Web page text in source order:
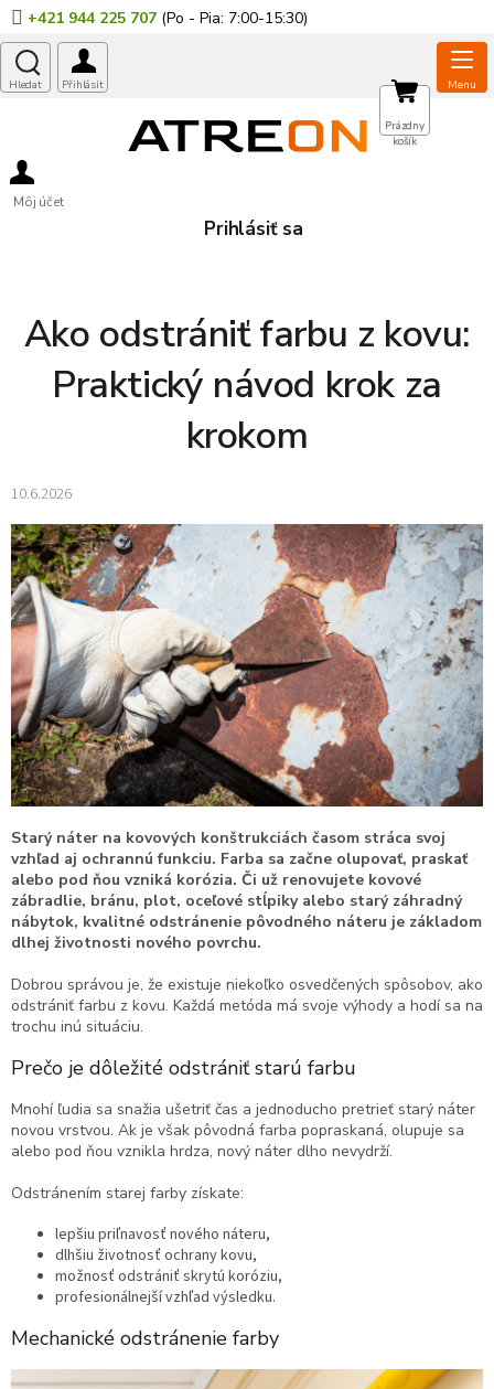
Prejsť
na
obsah
+421 944 225 707
Môj účet
Prihlásiť sa
NÁKUPNÝ
KOŠÍK
Prázdny
košík
Ako odstrániť farbu z kovu:
Praktický návod krok za
krokom
10.6.2026
Starý náter na kovových konštrukciách časom stráca svoj
vzhľad aj ochrannú funkciu. Farba sa začne olupovať, praskať
alebo pod ňou vzniká korózia. Či už renovujete kovové
zábradlie, bránu, plot, oceľové stĺpiky alebo starý záhradný
nábytok, kvalitné odstránenie pôvodného náteru je základom
dlhej životnosti nového povrchu.
Dobrou správou je, že existuje niekoľko osvedčených spôsobov, ako
odstrániť farbu z kovu. Každá metóda má svoje výhody a hodí sa na
trochu inú situáciu.
Prečo je dôležité odstrániť starú farbu
Mnohí ľudia sa snažia ušetriť čas a jednoducho pretrieť starý náter
novou vrstvou. Ak je však pôvodná farba popraskaná, olupuje sa
alebo pod ňou vznikla hrdza, nový náter dlho nevydrží.
Odstránením starej farby získate:
lepšiu priľnavosť nového náteru,
dlhšiu životnosť ochrany kovu,
možnosť odstrániť skrytú koróziu,
profesionálnejší vzhľad výsledku.
Mechanické odstránenie farby